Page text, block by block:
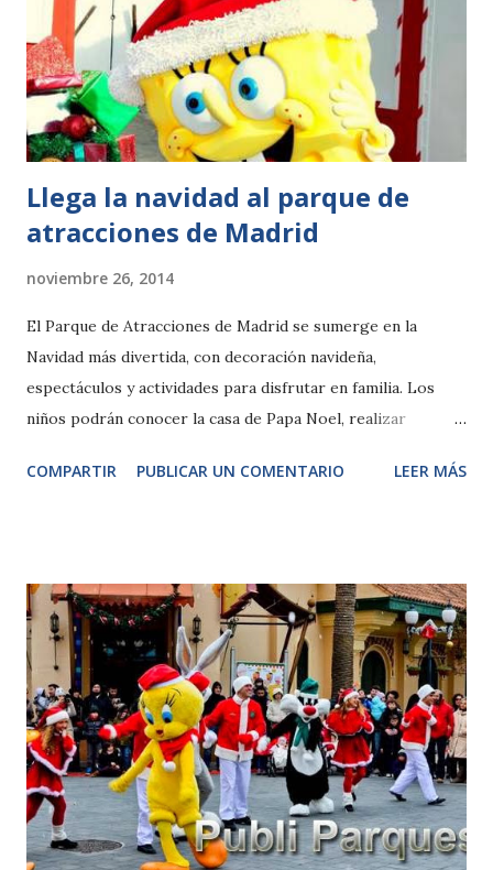
para todas las edades de tan sólo 11,00 euros, cuando su
tarifa es de 24,50 euros para adultos y 17,00 euros para
niños (3-9 años) y jubilados. Se trata de un gran territorio
que permite realizar una gran expedición para conocer
leones, jirafas, hipopót...
Llega la navidad al parque de
atracciones de Madrid
noviembre 26, 2014
El Parque de Atracciones de Madrid se sumerge en la
Navidad más divertida, con decoración navideña,
espectáculos y actividades para disfrutar en familia. Los
niños podrán conocer la casa de Papa Noel, realizar
con el musical “¿Quién robo la Navidad?” El Parque de
puertas el parque estará decorado con ambiente navideño y
dará una bienvenida muy particular a ritmo de villancicos
con su ballet de papas y mamás Noel. Los niños
descubrirán la CASA DE PAPÁ NOEL, donde se encontrarán
con Papa Noel, podrán hablar con él y entregarle sus
cartas, además realizarán TALLERES NAVIDEÑOS para
llevarse a casa el mejor recuerdo, decorando piñas y
elaborando adornos para el árbol de Navidad. Conocerán
unasmágicas maquilladoras que convertirán a los pequeños
COMPARTIR PUBLICAR UN COMENTARIO LEER MÁS